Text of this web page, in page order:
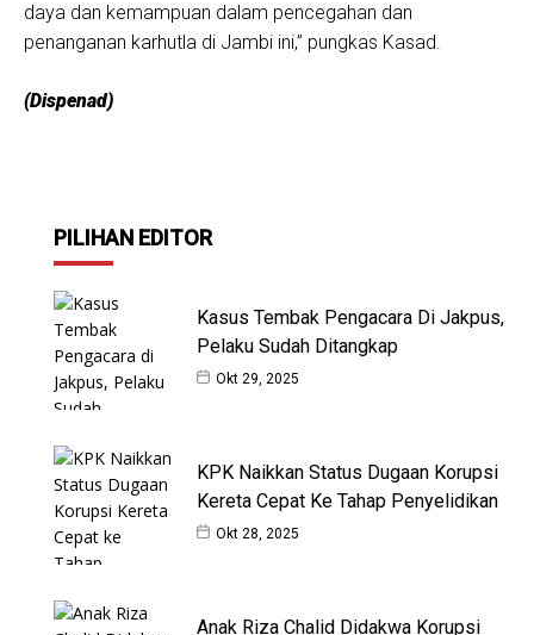
daya dan kemampuan dalam pencegahan dan
penanganan karhutla di Jambi ini,” pungkas Kasad.
(Dispenad)
PILIHAN EDITOR
Kasus Tembak Pengacara Di Jakpus,
Pelaku Sudah Ditangkap
Okt 29, 2025
KPK Naikkan Status Dugaan Korupsi
Kereta Cepat Ke Tahap Penyelidikan
Okt 28, 2025
Anak Riza Chalid Didakwa Korupsi